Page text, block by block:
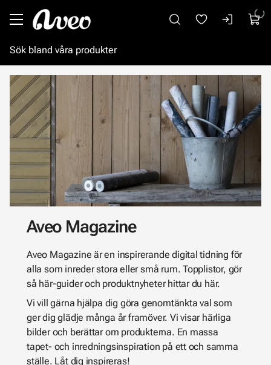
Aveo Magazine
Aveo Magazine är en inspirerande digital tidning för
alla som inreder stora eller små rum. Topplistor, gör
så här-guider och produktnyheter hittar du här.
Vi vill gärna hjälpa dig göra genomtänkta val som
ger dig glädje många år framöver. Vi visar härliga
bilder och berättar om produkterna. En massa
tapet- och inredningsinspiration på ett och samma
ställe. Låt dig inspireras!